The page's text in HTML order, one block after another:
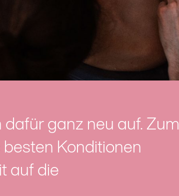
ganz neu auf. Zum
Konditionen
auf die